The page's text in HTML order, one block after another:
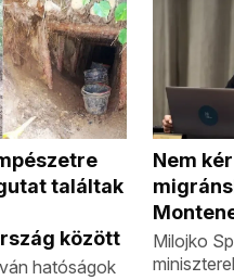
találtak
között
hatóságok
Nem
Milojko